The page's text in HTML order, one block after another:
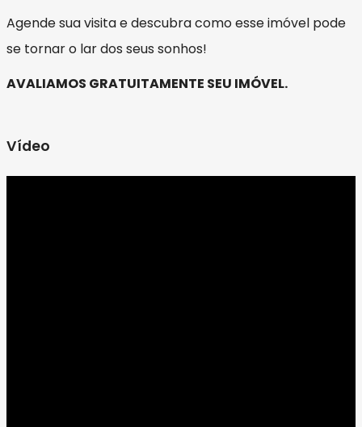
Agende sua visita e descubra como esse imóvel pode
se tornar o lar dos seus sonhos!
AVALIAMOS GRATUITAMENTE SEU IMÓVEL.
Vídeo